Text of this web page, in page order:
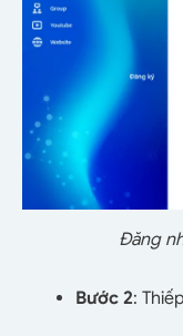
Đăng
Bước 2: